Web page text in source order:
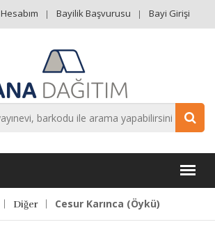
Hesabım Bayilik Başvurusu Bayi Girişi
Diğer Cesur Karınca (Öykü)